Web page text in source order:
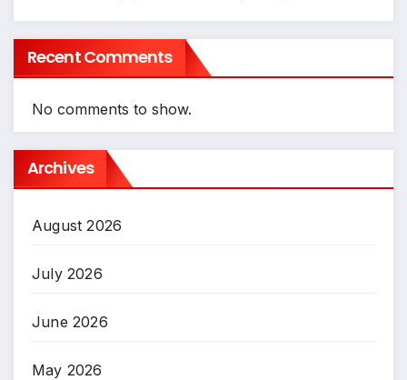
Recent Comments
No comments to show.
Archives
August 2026
July 2026
June 2026
May 2026